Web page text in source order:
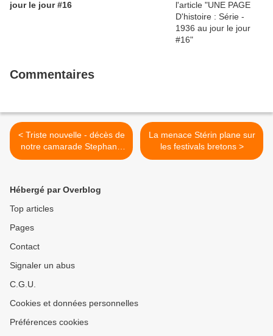
jour le jour #16
Commentaires
< Triste nouvelle - décès de
notre camarade Stephane
Créach, représentant
Bretagne, adhérent à la
section du PCF BREST
La menace Stérin plane sur
les festivals bretons >
Hébergé par Overblog
Top articles
Pages
Contact
Signaler un abus
C.G.U.
Cookies et données personnelles
Préférences cookies